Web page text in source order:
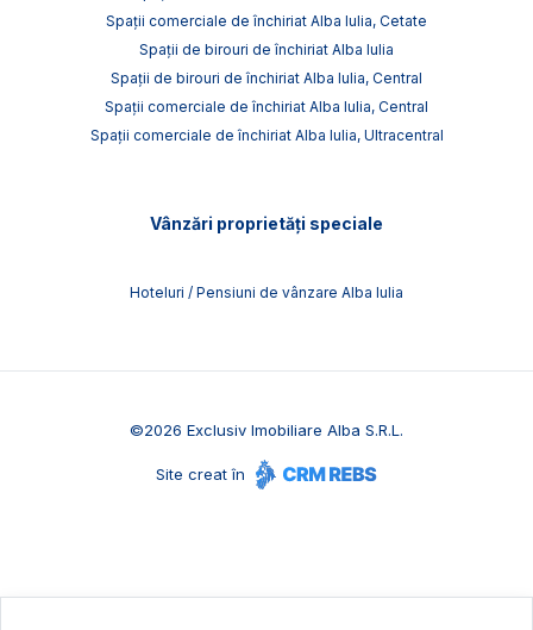
Spații comerciale de închiriat Alba Iulia, Cetate
Spații de birouri de închiriat Alba Iulia
Spații de birouri de închiriat Alba Iulia, Central
Spații comerciale de închiriat Alba Iulia, Central
Spații comerciale de închiriat Alba Iulia, Ultracentral
Vânzări proprietăți speciale
Hoteluri / Pensiuni de vânzare Alba Iulia
©2026 Exclusiv Imobiliare Alba S.R.L.
Site creat în